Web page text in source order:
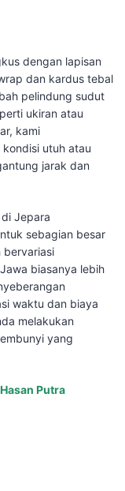
dengan lapisan
dan kardus tebal
pelindung sudut
ukiran atau
kami
utuh atau
jarak dan
Jepara
sebagian besar
bervariasi
biasanya lebih
waktu dan biaya
melakukan
yang
Hasan Putra